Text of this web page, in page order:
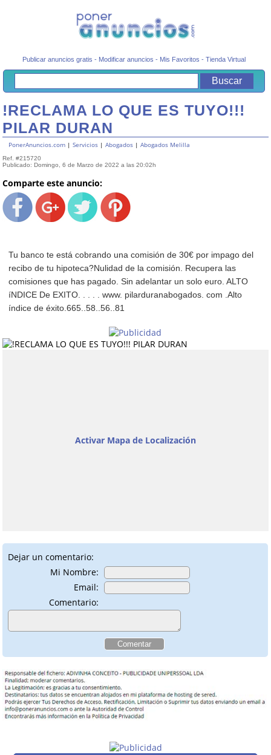
Publicar anuncios gratis - Modificar anuncios - Mis Favoritos -Tienda Virtual
!RECLAMA LO QUE ES TUYO!!!
PILAR DURAN
PonerAnuncios.com |Servicios |Abogados |Abogados Melilla
Ref. #215720
Publicado: Domingo, 6 de Marzo de 2022 a las 20:02h
Comparte este anuncio:
Tu banco te está cobrando una comisión de 30€ por impago del
recibo de tu hipoteca?Nulidad de la comisión. Recupera las
comisiones que has pagado. Sin adelantar un solo euro. ALTO
íNDICE De EXITO. . . . . www. pilarduranabogados. com .Alto
índice de éxito.665..58..56..81
Activar Mapa de Localización
Dejar un comentario:
Mi Nombre:
Email:
Comentario: